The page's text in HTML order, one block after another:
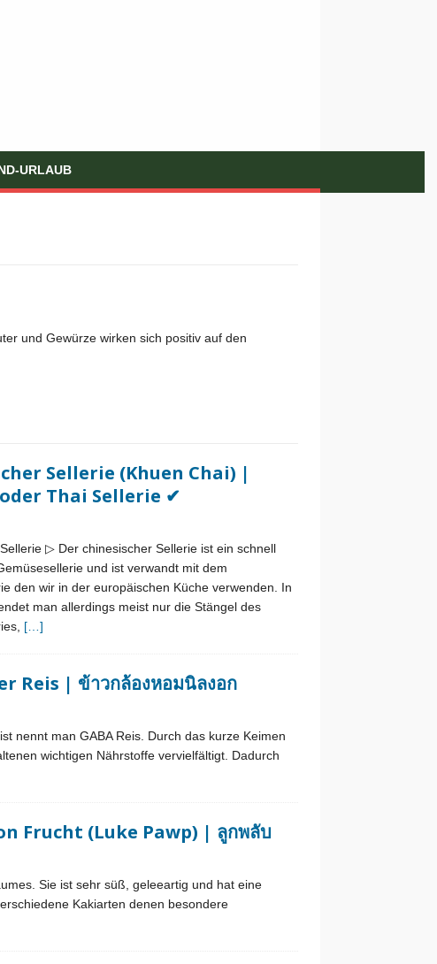
URLAUB
und Gewürze wirken sich positiv auf den
Sellerie (Khuen Chai) |
Thai Sellerie ✔
▷ Der chinesischer Sellerie ist ein schnell
und ist verwandt mit dem
den wir in der europäischen Küche verwenden. In
man allerdings meist nur die Stängel des
[…]
Reis | ข้าวกล้องหอมนิลงอก
nennt man GABA Reis. Durch das kurze Keimen
wichtigen Nährstoffe vervielfältigt. Dadurch
Frucht (Luke Pawp) | ลูกพลับ
Sie ist sehr süß, geleeartig und hat eine
Kakiarten denen besondere